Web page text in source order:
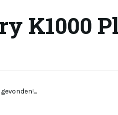
K1000